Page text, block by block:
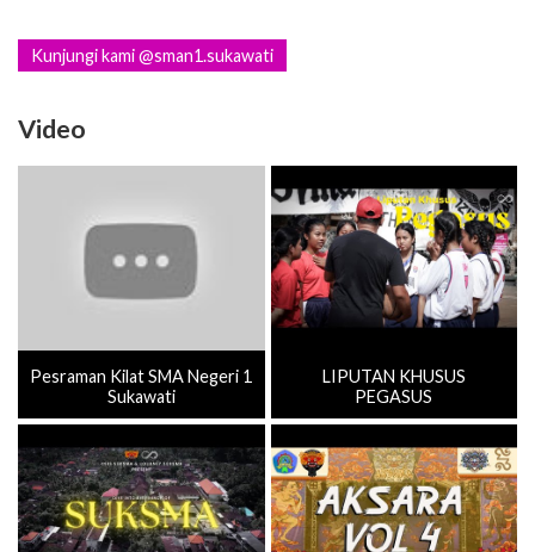
Kunjungi kami @sman1.sukawati
Video
Pesraman Kilat SMA Negeri 1
Sukawati
LIPUTAN KHUSUS
PEGASUS